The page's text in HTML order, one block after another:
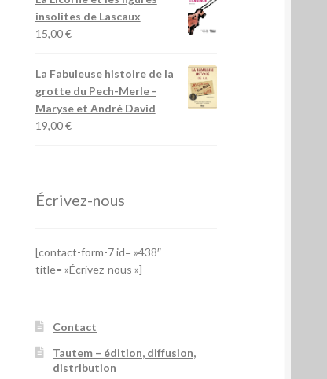
insolites de Lascaux
15,00€
La Fabuleuse histoire de la
grotte du Pech-Merle-
Maryse et André David
19,00€
Écrivez-nous
[contact-form-7 id= »438″
title= »Écrivez-nous »]
Contact
Tautem – édition, diffusion,
distribution